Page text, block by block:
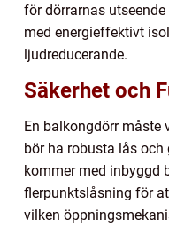
för dörrarnas
med energieffektivt
ljudreducerande.
Säkerhet och
En balkongdörr måste
bör ha robusta lås
kommer med inbyggd
flerpunktslåsning för
vilken